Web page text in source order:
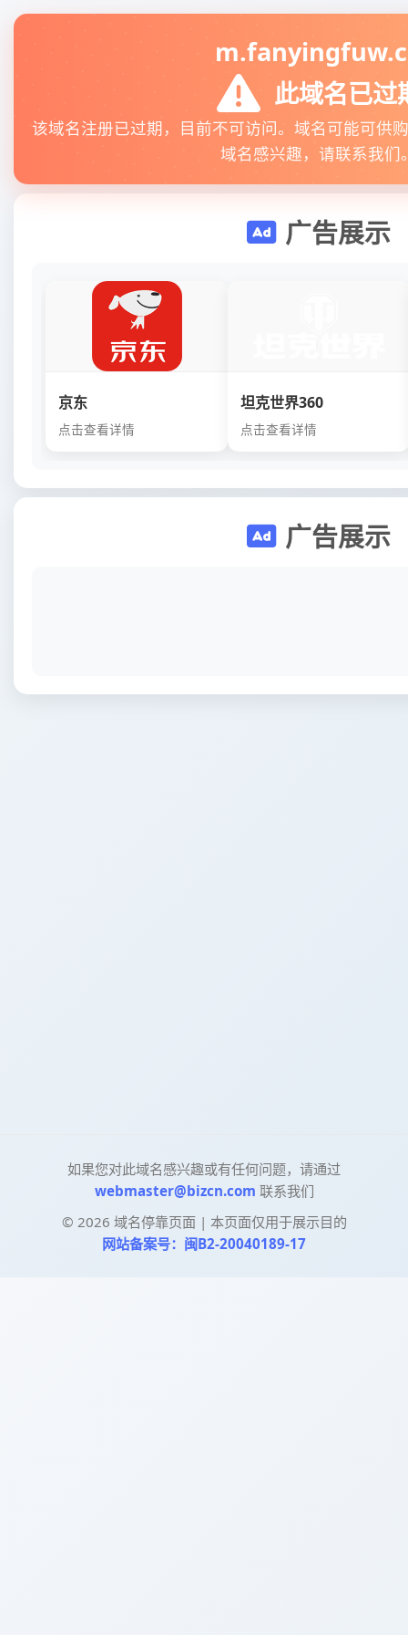
此域名已过
该域名注册已过期，目前不可访问。域名可能可供
域名感兴趣，请联系我们
广告展示
京东
点击查看详情
坦克世界360
点击查看详情
广告展示
如果您对此域名感兴趣或有任何问题，请通过
webmaster@bizcn.com 联系我们
© 2026 域名停靠页面 | 本页面仅用于展示目的
网站备案号：闽B2-20040189-17